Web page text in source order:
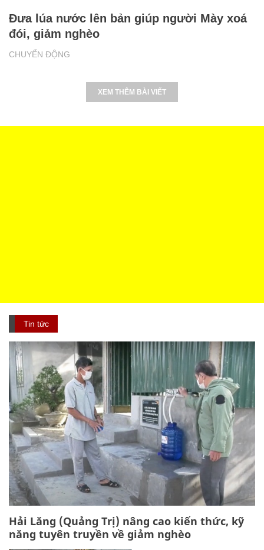
CHUYỂN ĐỘNG
Đưa lúa nước lên bản giúp người Mày xoá
đói, giảm nghèo
XEM THÊM BÀI VIẾT
Tin tức
Hải Lăng (Quảng Trị) nâng cao kiến thức, kỹ
năng tuyên truyền về giảm nghèo